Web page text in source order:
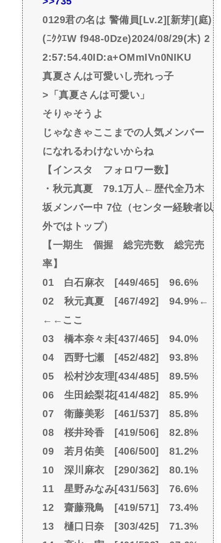
0129君の名は 警備員[Lv.2][新芽](庭)
(ﾆｸｸｴW f948-0Dze)2024/08/29(木) 2
2:57:54.40ID:a+OMmIVn0NIKU
真夏さんは可愛いし売れっ子
>「真夏さんは可愛い」
そりゃそうよ
じゃなきゃここまでの人気メンバー
になれるわけないからね
【インスタ フォロワー数】
・秋元真夏 79.1万人←歴代全乃木
坂メンバー中 7位（センター経験者以
外ではトップ）
【一期生 個握 総完売数 総完売
率】
01 白石麻衣 [449/465] 96.6%
02 秋元真夏 [467/492] 94.9%←
←←ここ
03 橋本奈々未[437/465] 94.0%
04 西野七瀬 [452/482] 93.8%
05 松村沙友理[434/485] 89.5%
06 生田絵梨花[414/482] 85.9%
07 衛藤美彩 [461/537] 85.8%
08 桜井玲香 [419/506] 82.8%
09 若月佑美 [406/500] 81.2%
10 深川麻衣 [290/362] 80.1%
11 星野みなみ[431/563] 76.6%
12 齋藤飛鳥 [419/571] 73.4%
13 樋口日奈 [303/425] 71.3%